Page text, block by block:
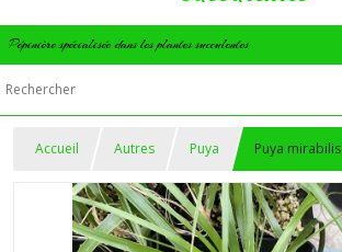
Pépinière spécialisée dans les plantes succulentes
Accueil Autres Puya Puya mirabilis